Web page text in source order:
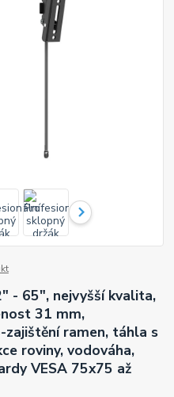
- 65", nejvyšší kvalita,
31 mm,
ramen, táhla s
roviny, vodováha,
VESA 75x75 až